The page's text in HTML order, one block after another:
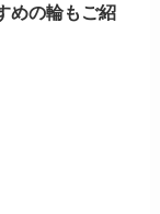
めの輪もご紹